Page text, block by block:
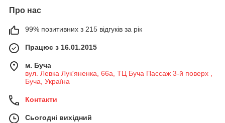
Про нас
99% позитивних з 215 відгуків за рік
Працює з 16.01.2015
м. Буча
вул. Левка Лук'яненка, 66а, ТЦ Буча Пассаж 3-й поверх ,
Буча, Україна
Контакти
Сьогодні вихідний